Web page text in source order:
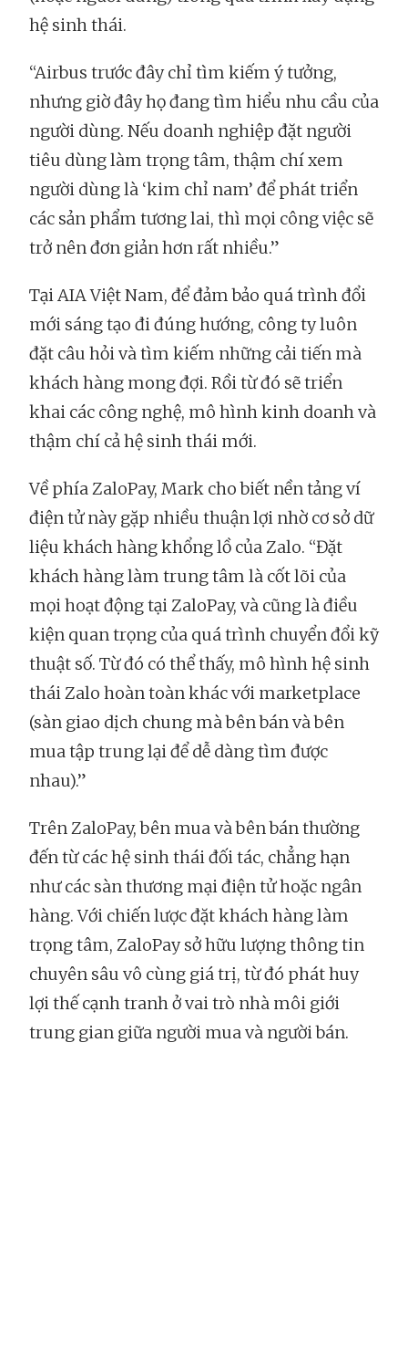
hệ sinh thái.
“Airbus trước đây chỉ tìm kiếm ý tưởng,
nhưng giờ đây họ đang tìm hiểu nhu cầu của
người dùng. Nếu doanh nghiệp đặt người
tiêu dùng làm trọng tâm, thậm chí xem
người dùng là ‘kim chỉ nam’ để phát triển
các sản phẩm tương lai, thì mọi công việc sẽ
trở nên đơn giản hơn rất nhiều.”
Tại AIA Việt Nam, để đảm bảo quá trình đổi
mới sáng tạo đi đúng hướng, công ty luôn
đặt câu hỏi và tìm kiếm những cải tiến mà
khách hàng mong đợi. Rồi từ đó sẽ triển
khai các công nghệ, mô hình kinh doanh và
thậm chí cả hệ sinh thái mới.
Về phía ZaloPay, Mark cho biết nền tảng ví
điện tử này gặp nhiều thuận lợi nhờ cơ sở dữ
liệu khách hàng khổng lồ của Zalo. “Đặt
khách hàng làm trung tâm là cốt lõi của
mọi hoạt động tại ZaloPay, và cũng là điều
kiện quan trọng của quá trình chuyển đổi kỹ
thuật số. Từ đó có thể thấy, mô hình hệ sinh
thái Zalo hoàn toàn khác với marketplace
(sàn giao dịch chung mà bên bán và bên
mua tập trung lại để dễ dàng tìm được
nhau).”
Trên ZaloPay, bên mua và bên bán thường
đến từ các hệ sinh thái đối tác, chẳng hạn
như các sàn thương mại điện tử hoặc ngân
hàng. Với chiến lược đặt khách hàng làm
trọng tâm, ZaloPay sở hữu lượng thông tin
chuyên sâu vô cùng giá trị, từ đó phát huy
lợi thế cạnh tranh ở vai trò nhà môi giới
trung gian giữa người mua và người bán.